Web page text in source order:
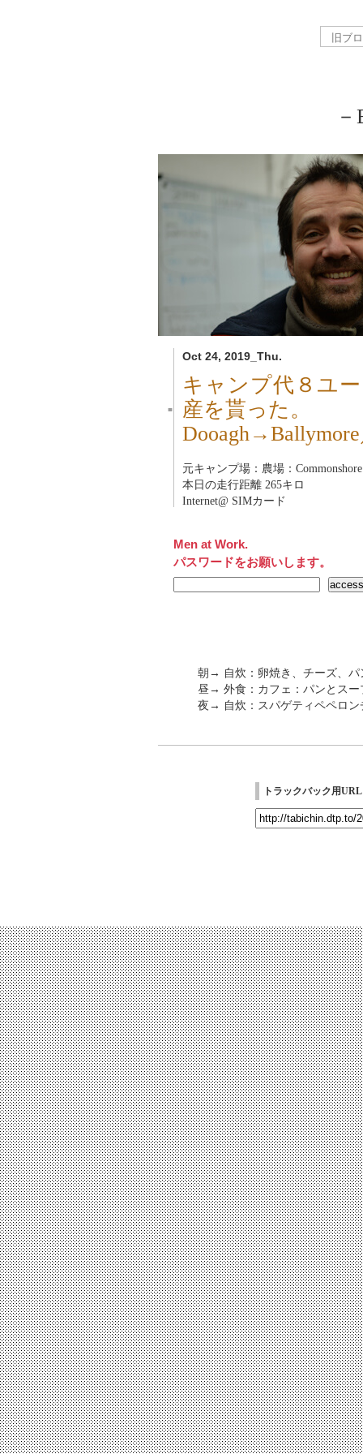
Oct 24, 2019_Thu.
■
キャンプ代８ユ
産を貰った。
元キャンプ場：農場：
本日の走行距離 265キロ
Internet@ SIMカード
Men at Work.
パスワードをお願いします。
朝→ 自炊：卵焼き、チーズ、パ
昼→ 外食：カフェ：パンとスー
夜→ 自炊：スパゲティペペロン
トラックバック用URL